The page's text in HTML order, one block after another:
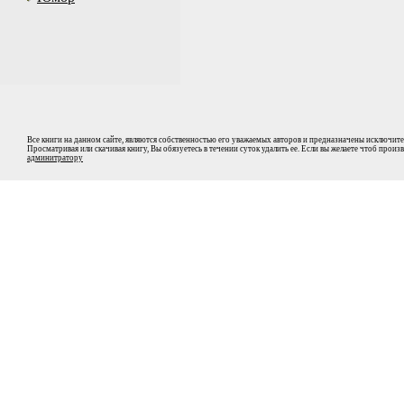
Все книги на данном сайте, являются собственностью его уважаемых авторов и предназначены
Просматривая или скачивая книгу, Вы обязуетесь в течении суток удалить ее. Если вы желаете чтоб
админитратору